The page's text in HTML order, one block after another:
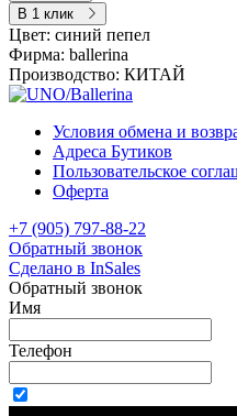
В 1 клик
Цвет: синий пепел
Фирма: ballerina
Производство: КИТАЙ
Условия обмена и
Адреса Бутиков
Пользовательское
Оферта
+7 (905) 797-88-22
Обратный звонок
Сделано в InSales
Обратный звонок
Имя
Телефон